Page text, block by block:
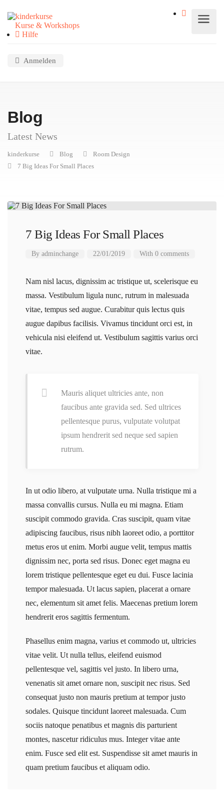
Kurse & Workshops
Hilfe
Anmelden
Blog
Latest News
kinderkurse Blog
Room Design
7 Big Ideas For Small Places
7 Big Ideas For Small Places
By adminchange 22/01/2019 With 0 comments
Nam nisl lacus, dignissim ac tristique ut, scelerisque eu
massa. Vestibulum ligula nunc, rutrum in malesuada
vitae, tempus sed augue. Curabitur quis lectus quis
augue dapibus facilisis. Vivamus tincidunt orci est, in
vehicula nisi eleifend ut. Vestibulum sagittis varius orci
vitae.
Mauris aliquet ultricies ante, non
faucibus ante gravida sed. Sed ultrices
pellentesque purus, vulputate volutpat
ipsum hendrerit sed neque sed sapien
rutrum.
In ut odio libero, at vulputate urna. Nulla tristique mi a
massa convallis cursus. Nulla eu mi magna. Etiam
suscipit commodo gravida. Cras suscipit, quam vitae
adipiscing faucibus, risus nibh laoreet odio, a porttitor
metus eros ut enim. Morbi augue velit, tempus mattis
dignissim nec, porta sed risus. Donec eget magna eu
lorem tristique pellentesque eget eu dui. Fusce lacinia
tempor malesuada. Ut lacus sapien, placerat a ornare
nec, elementum sit amet felis. Maecenas pretium lorem
hendrerit eros sagittis fermentum.
Phasellus enim magna, varius et commodo ut, ultricies
vitae velit. Ut nulla tellus, eleifend euismod
pellentesque vel, sagittis vel justo. In libero urna,
venenatis sit amet ornare non, suscipit nec risus. Sed
consequat justo non mauris pretium at tempor justo
sodales. Quisque tincidunt laoreet malesuada. Cum
sociis natoque penatibus et magnis dis parturient
montes, nascetur ridiculus mus. Integer vitae ante
enim. Fusce sed elit est. Suspendisse sit amet mauris in
quam pretium faucibus et aliquam odio.